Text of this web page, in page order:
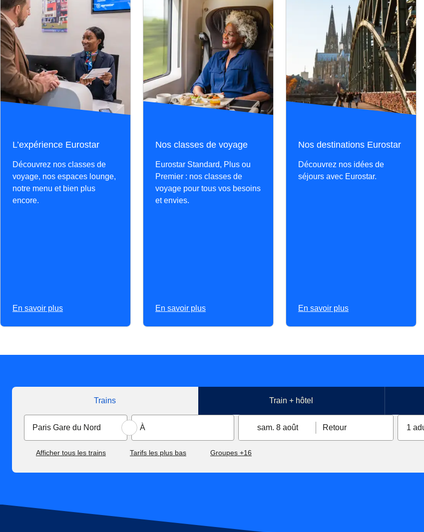
L’expérience Eurostar
Découvrez nos classes de
voyage, nos espaces lounge,
notre menu et bien plus
encore.
En savoir plus
Nos classes de voyage
Eurostar Standard, Plus ou
Premier : nos classes de
voyage pour tous vos besoins
et envies.
En savoir plus
Nos destinations Eurostar
Découvrez nos idées de
séjours avec Eurostar.
En savoir plus
Trains Train + hôtel
sam. 8 août Retour 1
Afficher tous les trains Tarifs les plus bas Groupes +16